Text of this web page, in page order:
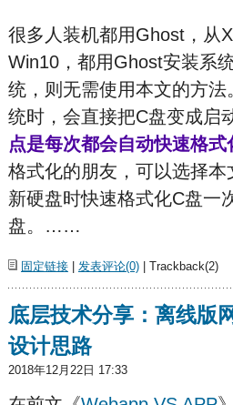
很多人装机都用Ghost，从
Win10，都用Ghost安装系
统，则无需使用本文的方
统时，会直接把C盘变成启
点是每次都会自动快速格式
格式化的朋友，可以选择
新硬盘时快速格式化C盘一
盘。……
固定链接| 发表评论(0)| Trackback(2)
底层技术分享：离线版
设计思路
2018年12月22日 17:33